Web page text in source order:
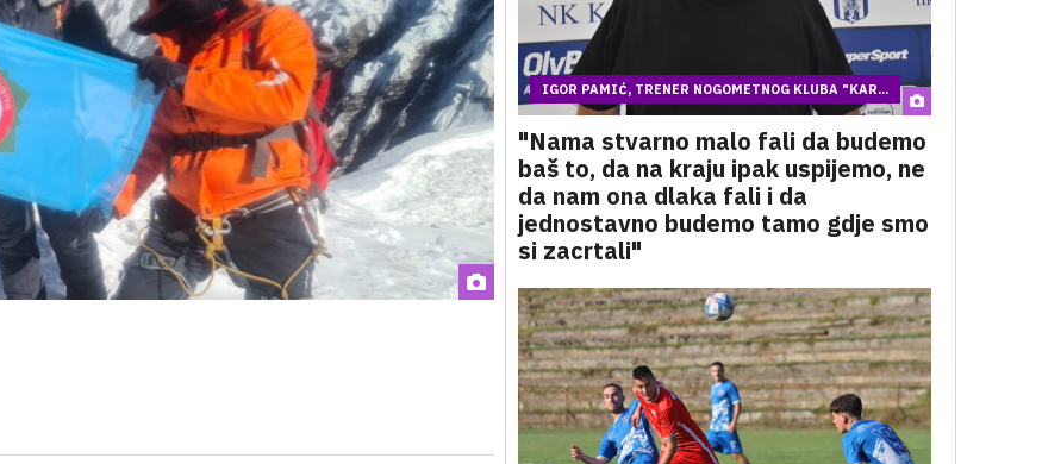
IGOR PAMIĆ, TRENER NOGOMETNOG KLUBA "KAR...
"Nama stvarno malo fali da budemo
baš to, da na kraju ipak uspijemo, ne
da nam ona dlaka fali i da
jednostavno budemo tamo gdje smo
si zacrtali"